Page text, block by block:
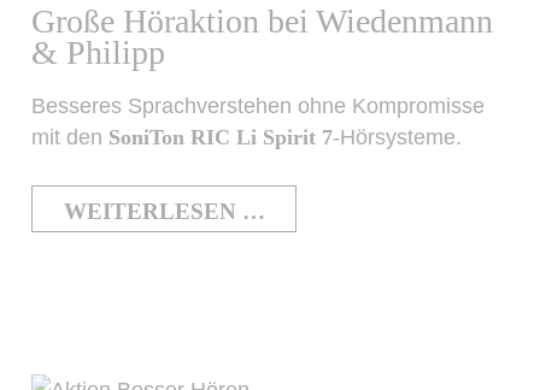
Große Höraktion bei Wiedenmann
& Philipp
Besseres Sprachverstehen ohne Kompromisse
mit den SoniTon RIC Li Spirit 7-Hörsysteme.
WEITERLESEN …